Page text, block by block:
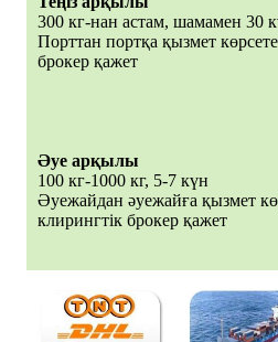
300 кг-нан астам, шамамен 30
Порттан портқа қызмет
брокер қажет
Әуе арқылы
100 кг-1000 кг, 5-7 күн
Әуежайдан әуежайға қызмет
клирингтік брокер қажет